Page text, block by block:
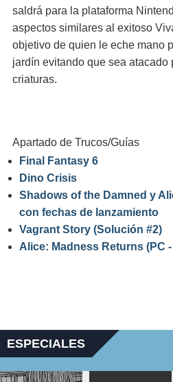
saldrá para la plataforma
aspectos similares al exitoso
objetivo de quien le eche mano
jardín evitando que sea atacado
criaturas.
Apartado de Trucos/Guías
Final Fantasy 6
Dino Crisis
Shadows of the Damned y
con fechas de lanzamiento
Vagrant Story (Solución #2)
Alice: Madness Returns (PC
ESPECIALES